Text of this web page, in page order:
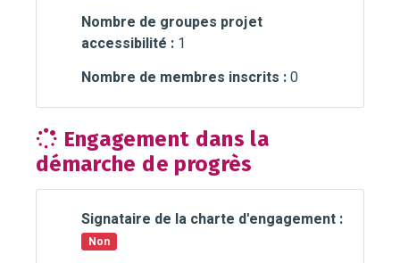
Nombre de groupes projet
accessibilité : 1
Nombre de membres inscrits :0
Engagement dans la
démarche de progrès
Signataire de la charte d'engagement :
Non